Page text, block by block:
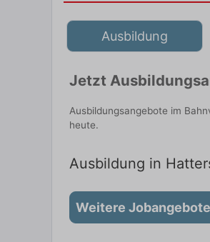
Ausbildung
Jetzt
Ausbildungsangebote im
heute.
Ausbildung in
Weitere